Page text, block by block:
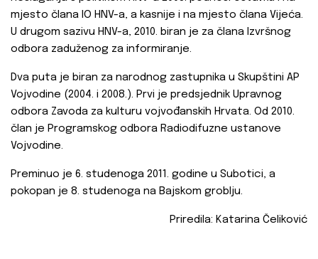
mjesto člana IO HNV-a, a kasnije i na mjesto člana Vijeća.
U drugom sazivu HNV-a, 2010. biran je za člana Izvršnog
odbora zaduženog za informiranje.
Dva puta je biran za narodnog zastupnika u Skupštini AP
Vojvodine (2004. i 2008.). Prvi je predsjednik Upravnog
odbora Zavoda za kulturu vojvođanskih Hrvata. Od 2010.
član je Programskog odbora Radiodifuzne ustanove
Vojvodine.
Preminuo je 6. studenoga 2011. godine u Subotici, a
pokopan je 8. studenoga na Bajskom groblju.
Priredila: Katarina Čeliković